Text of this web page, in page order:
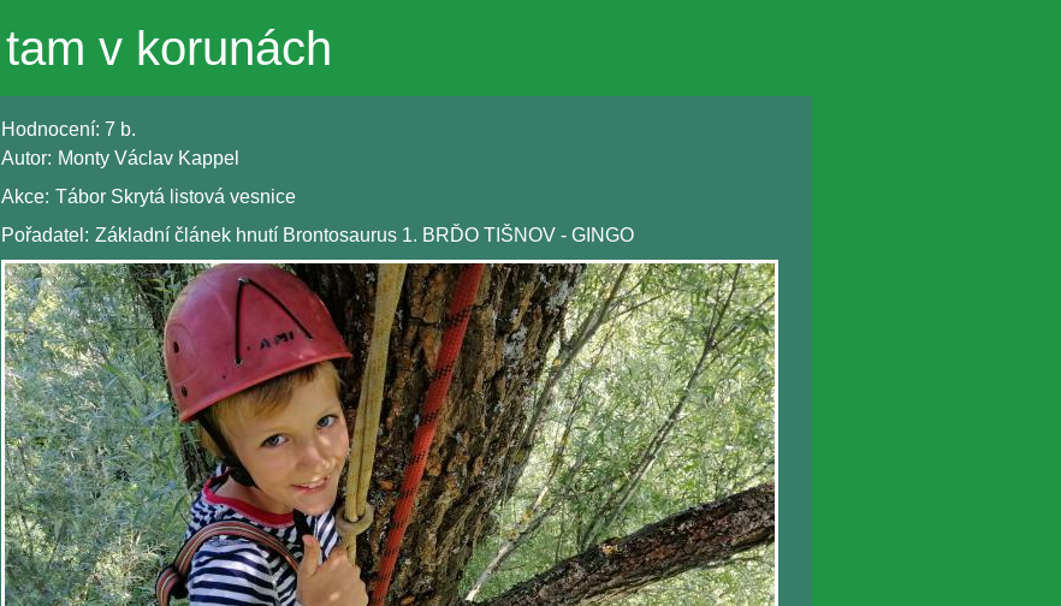
tam v korunách
Hodnocení: 7 b.
Autor: Monty Václav Kappel
Akce: Tábor Skrytá listová vesnice
Pořadatel: Základní článek hnutí Brontosaurus 1. BRĎO TIŠNOV - GINGO